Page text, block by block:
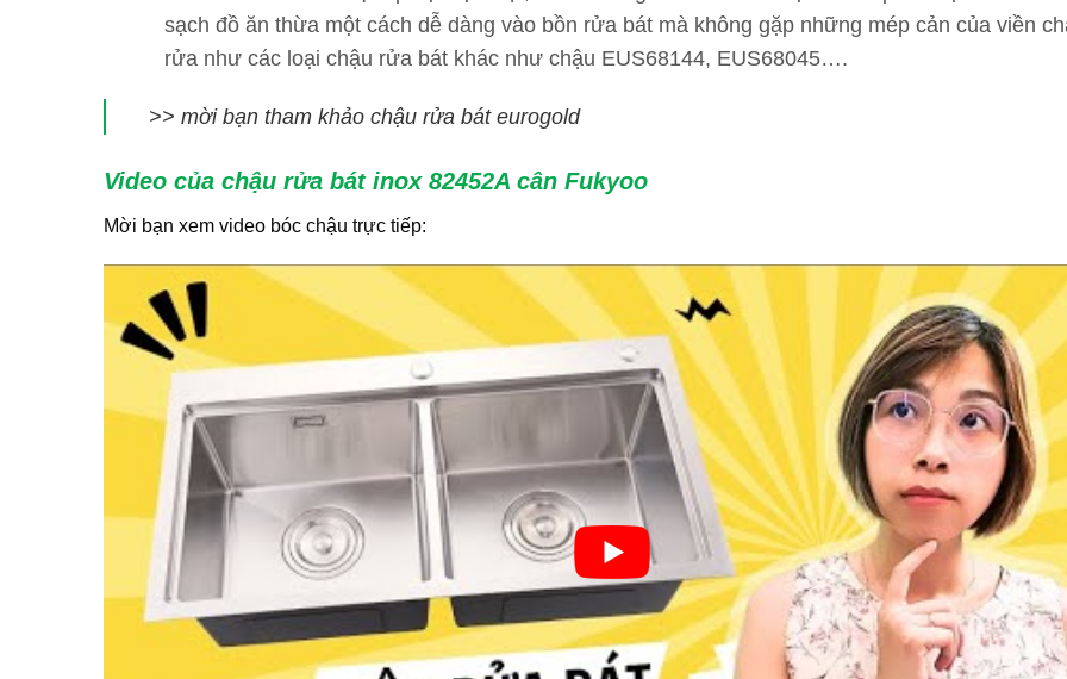
sạch đồ ăn thừa một cách dễ dàng vào bồn rửa bát mà không gặp những mép cản của viền
rửa như các loại chậu rửa bát khác như chậu EUS68144, EUS68045….
>> mời bạn tham khảo chậu rửa bát eurogold
Video của chậu rửa bát inox 82452A cân Fukyoo
Mời bạn xem video bóc chậu trực tiếp: